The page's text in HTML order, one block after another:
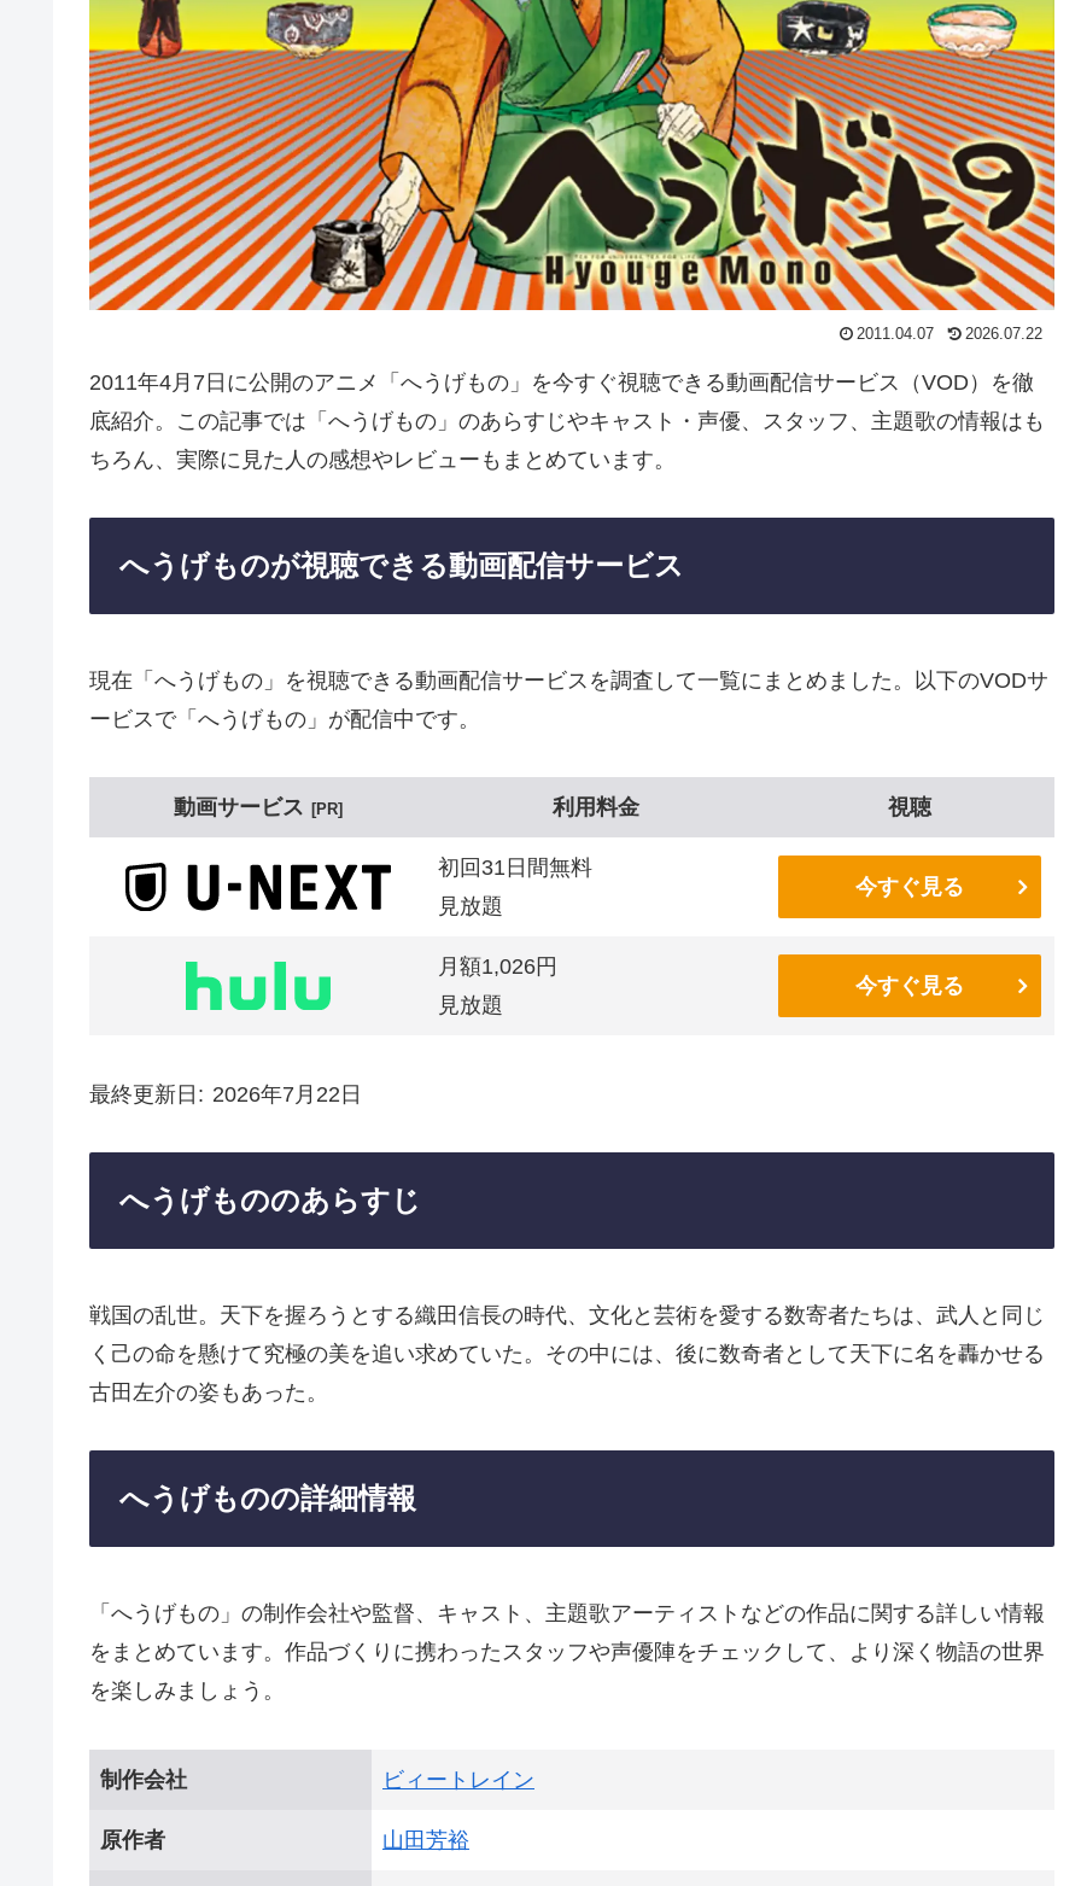
2011.04.07 2026.07.22
2011年4月7日に公開のアニメ「へうげもの」を今すぐ視聴できる動画配信サービス（VOD）を徹
底紹介。この記事では「へうげもの」のあらすじやキャスト・声優、スタッフ、主題歌の情報はも
ちろん、実際に見た人の感想やレビューもまとめています。
へうげものが視聴できる動画配信サービス
現在「へうげもの」を視聴できる動画配信サービスを調査して一覧にまとめました。以下のVODサ
ービスで「へうげもの」が配信中です。
動画サービス PR 利用料金 視聴
初回31日間無料
見放題
今すぐ見る
月額1,026円
見放題
今すぐ見る
最終更新日 2026年7月22日
へうげもののあらすじ
戦国の乱世。天下を握ろうとする織田信長の時代、文化と芸術を愛する数寄者たちは、武人と同じ
く己の命を懸けて究極の美を追い求めていた。その中には、後に数奇者として天下に名を轟かせる
古田左介の姿もあった。
へうげものの詳細情報
「へうげもの」の制作会社や監督、キャスト、主題歌アーティストなどの作品に関する詳しい情報
をまとめています。作品づくりに携わったスタッフや声優陣をチェックして、より深く物語の世界
を楽しみましょう。
制作会社 ビィートレイン
原作者 山田芳裕